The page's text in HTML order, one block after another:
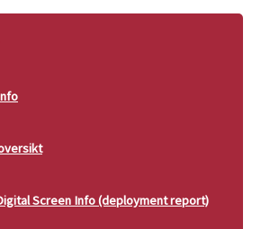
Screen Info (deployment report)